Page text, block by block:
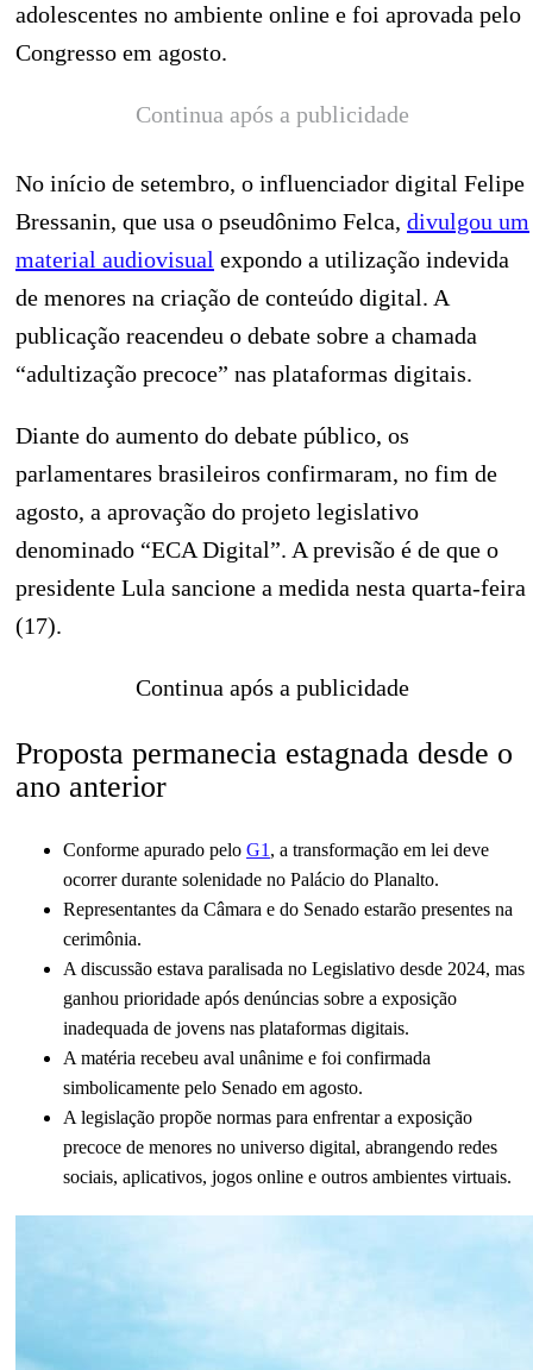
adolescentes no ambiente online e foi aprovada pelo
Congresso em agosto.
Continua após a publicidade
No início de setembro, o influenciador digital Felipe
Bressanin, que usa o pseudônimo Felca, divulgou um
material audiovisual expondo a utilização indevida
de menores na criação de conteúdo digital. A
publicação reacendeu o debate sobre a chamada
“adultização precoce” nas plataformas digitais.
Diante do aumento do debate público, os
parlamentares brasileiros confirmaram, no fim de
agosto, a aprovação do projeto legislativo
denominado “ECA Digital”. A previsão é de que o
presidente Lula sancione a medida nesta quarta-feira
(17).
Continua após a publicidade
Proposta permanecia estagnada desde o
ano anterior
Conforme apurado pelo G1 , a transformação em lei deve
ocorrer durante solenidade no Palácio do Planalto.
Representantes da Câmara e do Senado estarão presentes na
cerimônia.
A discussão estava paralisada no Legislativo desde 2024, mas
ganhou prioridade após denúncias sobre a exposição
inadequada de jovens nas plataformas digitais.
A matéria recebeu aval unânime e foi confirmada
simbolicamente pelo Senado em agosto.
A legislação propõe normas para enfrentar a exposição
precoce de menores no universo digital, abrangendo redes
sociais, aplicativos, jogos online e outros ambientes virtuais.